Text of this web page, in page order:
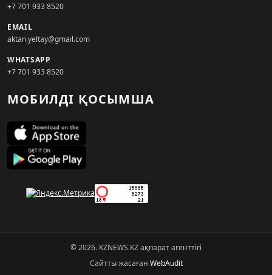
+7 701 933 8520
EMAIL
aktan.yeltay@gmail.com
WHATSAPP
+7 701 933 8520
МОБИЛДІ ҚОСЫМША
© 2026. KZNEWS.KZ ақпарат агенттігі
Сайтты жасаған WebAudit